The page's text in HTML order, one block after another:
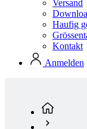
Anmelden
Damen